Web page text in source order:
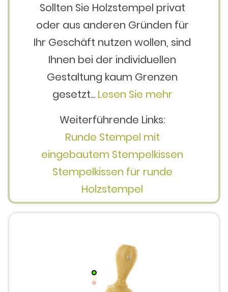
Sollten Sie Holzstempel privat
oder aus anderen Gründen für
Ihr Geschäft nutzen wollen, sind
Ihnen bei der individuellen
Gestaltung kaum Grenzen
gesetzt... Lesen Sie mehr
Weiterführende Links:
Runde Stempel mit
eingebautem Stempelkissen
Stempelkissen für runde
Holzstempel